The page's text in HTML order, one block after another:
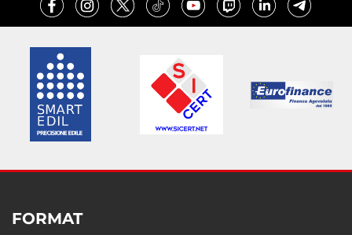
FORMAT